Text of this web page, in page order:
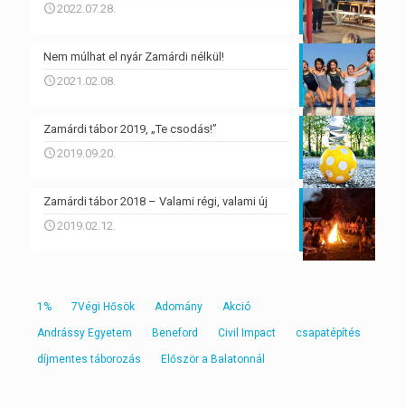
2022.07.28.
Nem múlhat el nyár Zamárdi nélkül!
2021.02.08.
Zamárdi tábor 2019, „Te csodás!”
2019.09.20.
Zamárdi tábor 2018 – Valami régi, valami új
2019.02.12.
1% 7Végi Hősök Adomány Akció
Andrássy Egyetem Beneford Civil Impact csapatépítés
díjmentes táborozás Először a Balatonnál